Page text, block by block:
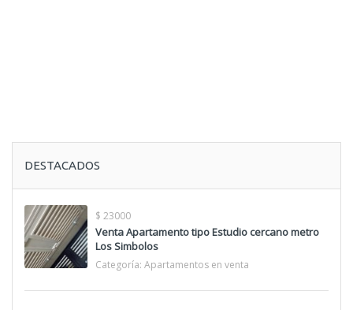
DESTACADOS
$ 23000
Venta Apartamento tipo Estudio cercano metro
Los Simbolos
Categoría: Apartamentos en venta